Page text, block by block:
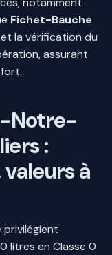
Fichet-Bauche
la vérification du
assurant
Notre-
:
à
privilégient
litres en Classe 0